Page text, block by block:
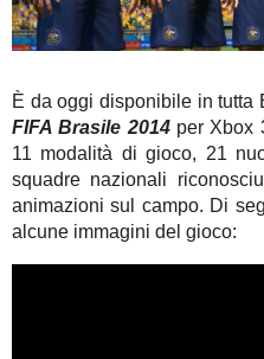
È da oggi disponibile in tutta
FIFA Brasile 2014 per Xbox
11 modalità di gioco, 21
squadre nazionali
animazioni sul campo. Di
alcune immagini del gioco: